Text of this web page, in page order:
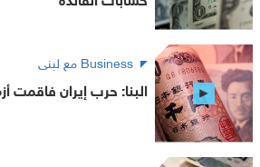
Business مع لبنى
البنا: حرب إيران فاقمت